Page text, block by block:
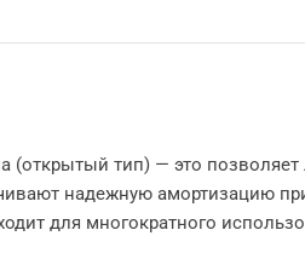
(открытый тип) — это
надежную амортизацию
для многократного